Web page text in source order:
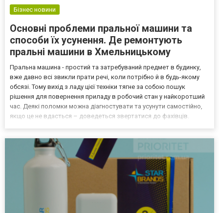
Бізнес новини
Основні проблеми пральної машини та
способи їх усунення. Де ремонтують
пральні машини в Хмельницькому
Пральна машина - простий та затребуваний предмет в будинку,
вже давно всі звикли прати речі, коли потрібно й в будь-якому
обсязі. Тому вихід з ладу цієї техніки тягне за собою пошук
рішення для повернення приладу в робочий стан у найкоротший
час. Деякі поломки можна діагностувати та усунути самостійно,
якщо це не вдасться – доведеться звертатися до фахівців.